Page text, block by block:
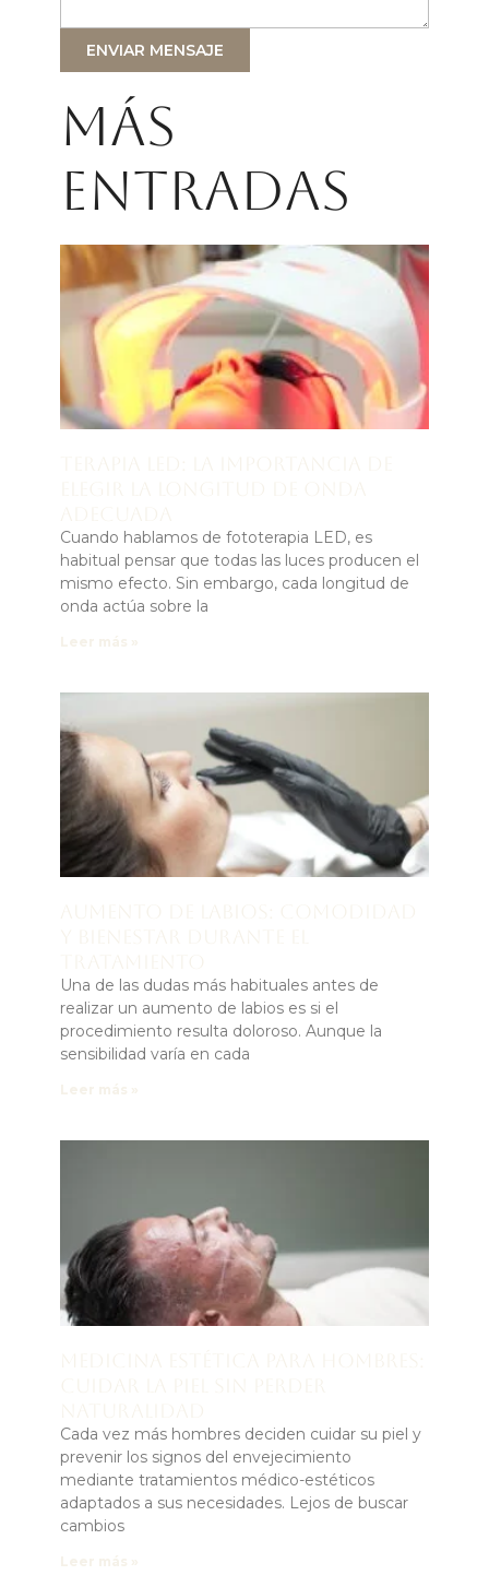
ENVIAR MENSAJE
Más
entradas
Cuando hablamos de fototerapia LED, es
habitual pensar que todas las luces producen el
mismo efecto. Sin embargo, cada longitud de
onda actúa sobre la
Una de las dudas más habituales antes de
realizar un aumento de labios es si el
procedimiento resulta doloroso. Aunque la
sensibilidad varía en cada
Cada vez más hombres deciden cuidar su piel y
prevenir los signos del envejecimiento
mediante tratamientos médico-estéticos
adaptados a sus necesidades. Lejos de buscar
cambios